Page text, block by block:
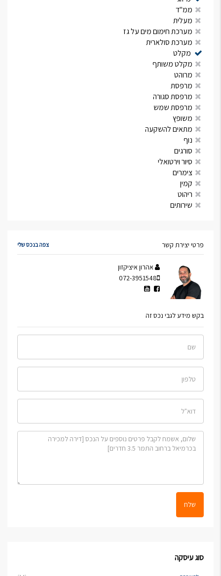
ממ"ד
מעלית
מערכת חימום מים על גז
מערכת סולארית
מקלט
מקלט משותף
מרוהט
מרפסת
מרפסת סגורה
מרפסת שמש
משופץ
מתאים להשקעה
נוף
סורגים
סיור וירטואלי
צימרים
קמין
ריהוט
שירותים
פרטי יצירת קשר צפה בנכס שלי
אהרון איציקזון
072-3951548
בקש מידע לגבי נכס זה
שלח
סוג עיסקה